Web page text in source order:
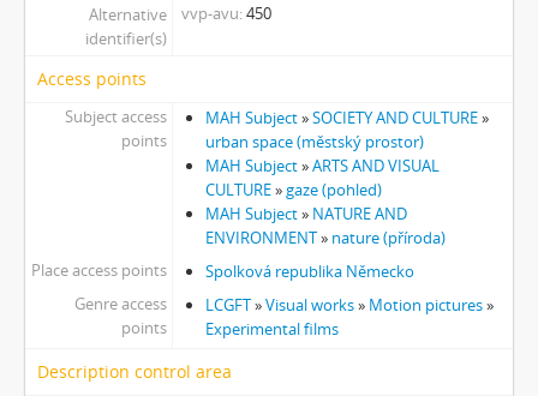
Alternative
identifier(s)
vvp-avu 450
Access points
Subject access
points
MAH Subject»SOCIETY AND CULTURE»
urban space (městský prostor)
MAH Subject»ARTS AND VISUAL
CULTURE»gaze (pohled)
MAH Subject» NATURE AND
ENVIRONMENT» nature (příroda)
Place access points
Spolková republika Německo
Genre access
points
LCGFT»Visual works» Motion pictures»
Experimental films
Description control area